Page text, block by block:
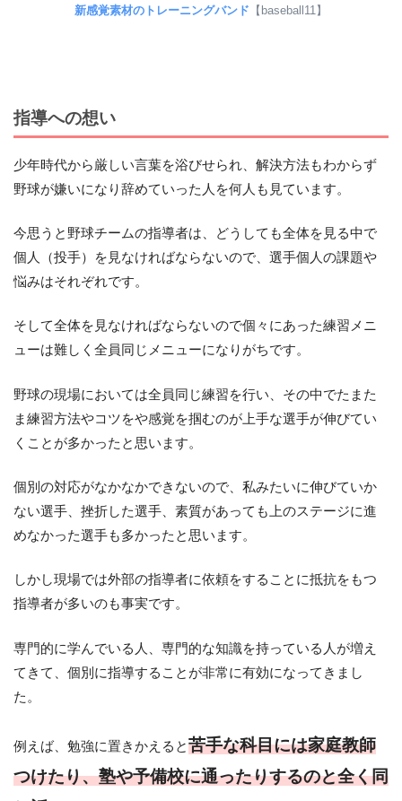
新感覚素材のトレーニングバンド 【baseball11】
指導への想い
少年時代から厳しい言葉を浴びせられ、解決方法もわからず
野球が嫌いになり辞めていった人を何人も見ています。
今思うと野球チームの指導者は、どうしても全体を見る中で
個人（投手）を見なければならないので、選手個人の課題や
悩みはそれぞれです。
そして全体を見なければならないので個々にあった練習メニ
ューは難しく全員同じメニューになりがちです。
野球の現場においては全員同じ練習を行い、その中でたまた
ま練習方法やコツをや感覚を掴むのが上手な選手が伸びてい
くことが多かったと思います。
個別の対応がなかなかできないので、私みたいに伸びていか
ない選手、挫折した選手、素質があっても上のステージに進
めなかった選手も多かったと思います。
しかし現場では外部の指導者に依頼をすることに抵抗をもつ
指導者が多いのも事実です。
専門的に学んでいる人、専門的な知識を持っている人が増え
てきて、個別に指導することが非常に有効になってきまし
た。
例えば、勉強に置きかえると苦手な科目には家庭教師
つけたり、塾や予備校に通ったりするのと全く同